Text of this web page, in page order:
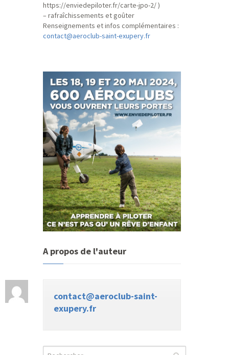
https://enviedepiloter.fr/carte-jpo-2/ )
– rafraîchissements et goûter
Renseignements et infos complémentaires :
contact@aeroclub-saint-exupery.fr
A propos de l'auteur
contact@aeroclub-saint-
exupery.fr